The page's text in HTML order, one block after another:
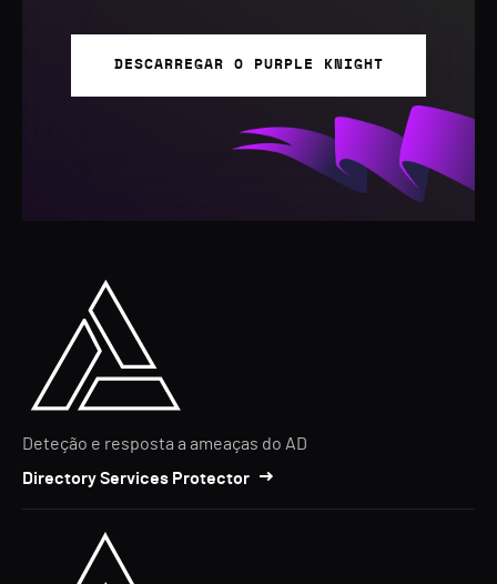
DESCARREGAR O PURPLE KNIGHT
Deteção e resposta a ameaças do AD
Directory Services Protector